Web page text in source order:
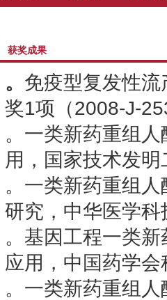
获奖成果
。 免疫型复发性
奖1项（2008-J-
。一类新药重组
用，国家技术发
。一类新药重组
研究，中华医学
。基因工程一类
应用，中国药学
。一类新药重组